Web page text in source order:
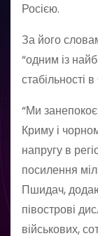
Росією.
За його
“одним із
стабільності
“Ми
Криму і
напругу в
посилення
Пшидач,
півострові
військових,